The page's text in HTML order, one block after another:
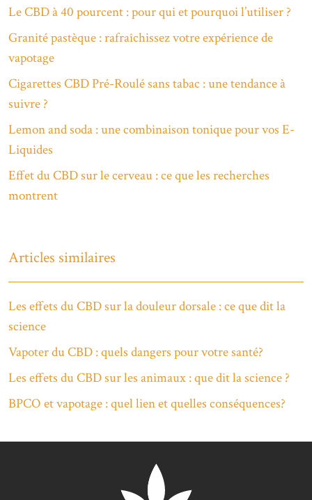
Le CBD à 40 pourcent : pour qui et pourquoi l’utiliser ?
Granité pastèque : rafraîchissez votre expérience de
vapotage
Cigarettes CBD Pré-Roulé sans tabac : une tendance à
suivre ?
Lemon and soda : une combinaison tonique pour vos E-
Liquides
Effet du CBD sur le cerveau : ce que les recherches
montrent
Articles similaires
Les effets du CBD sur la douleur dorsale : ce que dit la
science
Vapoter du CBD : quels dangers pour votre santé?
Les effets du CBD sur les animaux : que dit la science ?
BPCO et vapotage : quel lien et quelles conséquences?